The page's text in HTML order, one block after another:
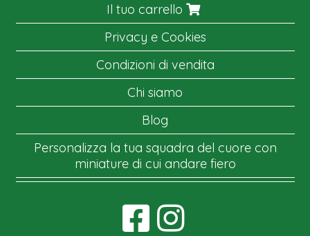
Il tuo carrello
Privacy e Cookies
Condizioni di vendita
Chi siamo
Blog
Personalizza la tua squadra del cuore con
miniature di cui andare fiero